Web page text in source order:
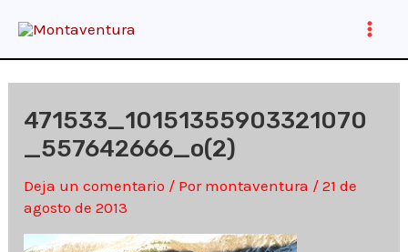
contenido
471533_10151355903321070
_557642666_o(2)
Deja un comentario / Por montaventura /21 de
agosto de 2013